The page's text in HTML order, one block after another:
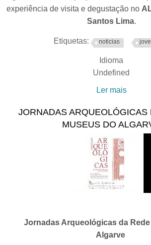
experiência de visita e degustação no
Santos Lima.
Etiquetas: noticias
Idioma
Undefined
Ler mais
JORNADAS ARQUEOLÓGICAS
MUSEUS DO
Jornadas Arqueológicas da
Algarve